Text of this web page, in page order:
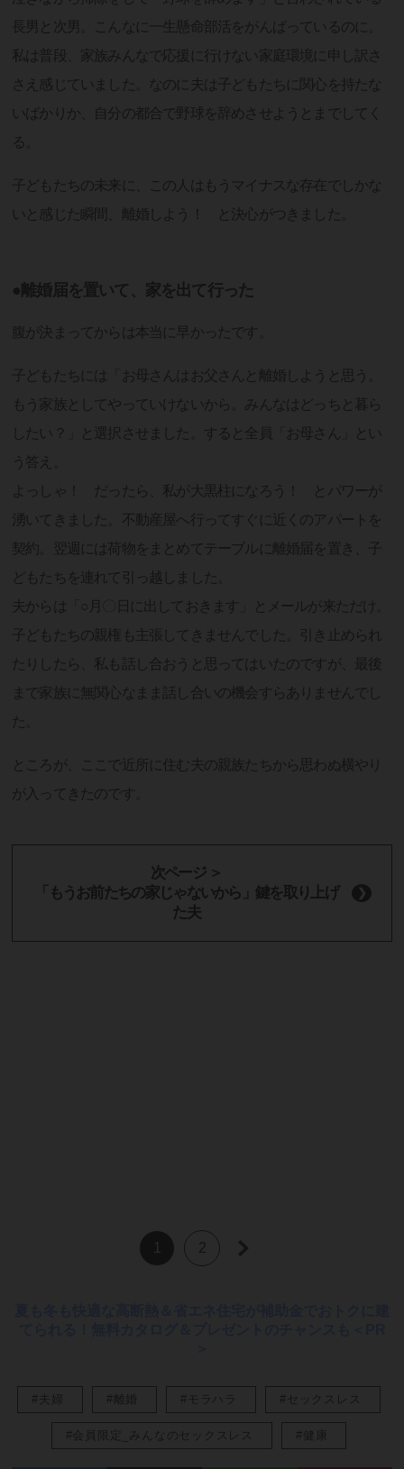
長男と次男。こんなに一生懸命部活をがんばっているのに。
私は普段、家族みんなで応援に行けない家庭環境に申し訳さ
さえ感じていました。なのに夫は子どもたちに関心を持たな
いばかりか、自分の都合で野球を辞めさせようとまでしてく
る。
子どもたちの未来に、この人はもうマイナスな存在でしかな
いと感じた瞬間、離婚しよう！ と決心がつきました。
●離婚届を置いて、家を出て行った
腹が決まってからは本当に早かったです。
子どもたちには「お母さんはお父さんと離婚しようと思う。
もう家族としてやっていけないから。みんなはどっちと暮ら
したい？」と選択させました。すると全員「お母さん」とい
う答え。
よっしゃ！ だったら、私が大黒柱になろう！ とパワーが
湧いてきました。不動産屋へ行ってすぐに近くのアパートを
契約。翌週には荷物をまとめてテーブルに離婚届を置き、子
どもたちを連れて引っ越しました。
夫からは「○月〇日に出しておきます」とメールが来ただけ。
子どもたちの親権も主張してきませんでした。引き止められ
たりしたら、私も話し合おうと思ってはいたのですが、最後
まで家族に無関心なまま話し合いの機会すらありませんでし
た。
ところが、ここで近所に住む夫の親族たちから思わぬ横やり
が入ってきたのです。
次ページ ＞
「もうお前たちの家じゃないから」鍵を取り上げ
た夫
2
#夫婦 #離婚 #モラハラ #セックスレス
#会員限定_みんなのセックスレス #健康